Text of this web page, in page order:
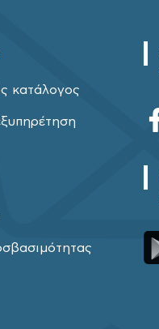
κατάλογος